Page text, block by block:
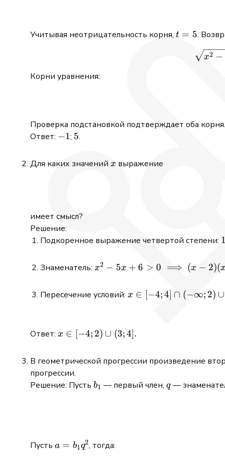
=
Учитывая неотрицательность корня, t
t = 5.
x2 −
Корни уравнения:
Проверка подстановкой подтверждает оба корня.
Ответ: -1
−1; 5
5.
Для каких значений x
x выражение
имеет смысл?
Решение:
Подкоренное выражение четвертой степени:
Знаменатель: x^2 - 5x
\implies
(x-2)(x-
x \in (-
\cup (3;
x2 − 5x + 6 > 0 ⟹ (x − 2)(
Пересечение условий: x \in
\infty;
2) \cup
+\infty)
[-4; 2)
x ∈ [−4;4] ∩ (−∞; 2) ∪
Ответ: x
2)
\cup
(3;
x ∈ [−4; 2) ∪ (3;4].
В геометрической прогрессии произведение
прогрессии.
Решение: Пусть b_1
b1 — первый член, q
q—
Пусть a =
a = b1q2, тогда: